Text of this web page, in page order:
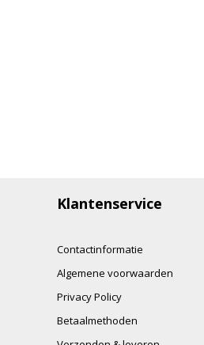
Klantenservice
Contactinformatie
Algemene voorwaarden
Privacy Policy
Betaalmethoden